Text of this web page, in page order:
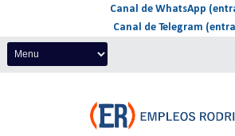
Canal de WhatsApp
Canal de Telegram